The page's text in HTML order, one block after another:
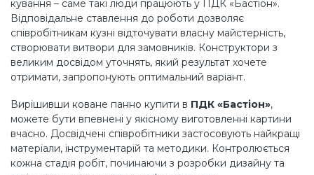
кування – саме такі люди працюють у ПДК «Бастіон».
Відповідальне ставлення до роботи дозволяє
співробітникам кузні відточувати власну майстерність,
створювати витвори для замовників. Конструктори з
великим досвідом уточнять, який результат хочете
отримати, запропонують оптимальний варіант.
Вирішивши коване панно купити в ПДК «Бастіон»,
можете бути впевнені у якісному виготовленні картини
вчасно. Досвідчені співробітники застосовують найкращі
матеріали, інструментарій та методики. Контролюється
кожна стадія робіт, починаючи з розробки дизайну та